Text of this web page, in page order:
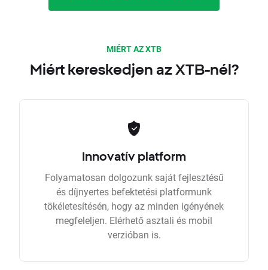
MIÉRT AZ XTB
Miért kereskedjen az XTB-nél?
Innovatív platform
Folyamatosan dolgozunk saját fejlesztésű
és díjnyertes befektetési platformunk
tökéletesítésén, hogy az minden igényének
megfeleljen. Elérhető asztali és mobil
verzióban is.